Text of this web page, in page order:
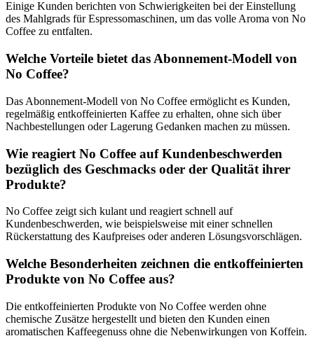
Einige Kunden berichten von Schwierigkeiten bei der Einstellung
des Mahlgrads für Espressomaschinen, um das volle Aroma von No
Coffee zu entfalten.
Welche Vorteile bietet das Abonnement-Modell von
No Coffee?
Das Abonnement-Modell von No Coffee ermöglicht es Kunden,
regelmäßig entkoffeinierten Kaffee zu erhalten, ohne sich über
Nachbestellungen oder Lagerung Gedanken machen zu müssen.
Wie reagiert No Coffee auf Kundenbeschwerden
bezüglich des Geschmacks oder der Qualität ihrer
Produkte?
No Coffee zeigt sich kulant und reagiert schnell auf
Kundenbeschwerden, wie beispielsweise mit einer schnellen
Rückerstattung des Kaufpreises oder anderen Lösungsvorschlägen.
Welche Besonderheiten zeichnen die entkoffeinierten
Produkte von No Coffee aus?
Die entkoffeinierten Produkte von No Coffee werden ohne
chemische Zusätze hergestellt und bieten den Kunden einen
aromatischen Kaffeegenuss ohne die Nebenwirkungen von Koffein.